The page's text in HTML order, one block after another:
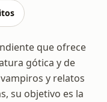
que ofrece
gótica y de
y relatos
su objetivo es la